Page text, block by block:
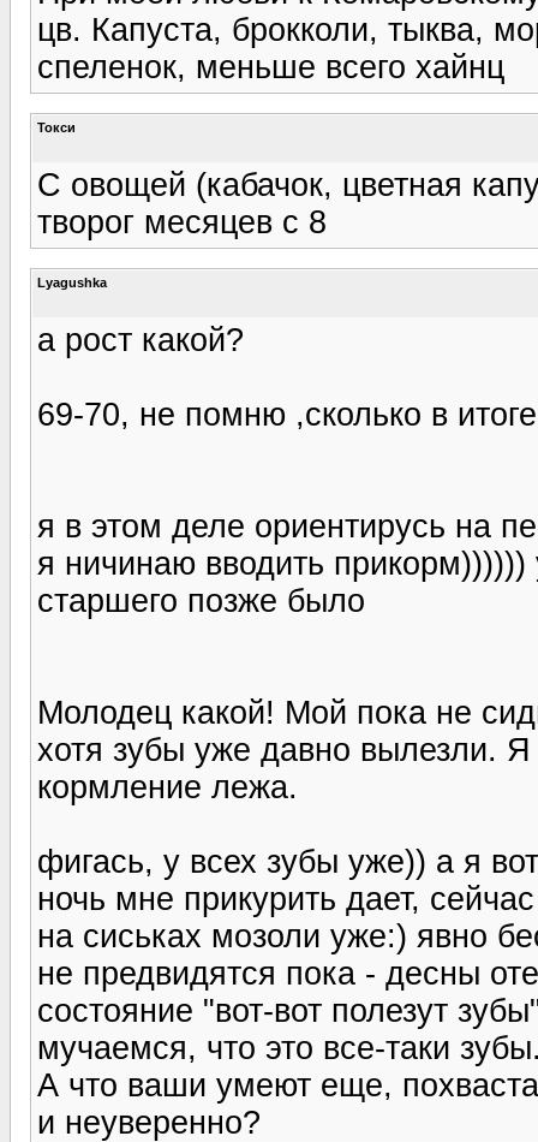
цв. Капуста, брокколи, тыква,
спеленок, меньше всего хайнц
Токси
С овощей (кабачок, цветная
творог месяцев с 8
Lyagushka
а рост какой?
69-70, не помню ,сколько в
я в этом деле ориентирусь на
я ничинаю вводить
старшего позже было
Молодец какой! Мой пока не
хотя зубы уже давно вылезли.
кормление лежа.
фигась, у всех зубы уже)) а я
ночь мне прикурить дает,
на сиськах мозоли уже:) явно
не предвидятся пока - десны
состояние "вот-вот полезут
мучаемся, что это все-таки
А что ваши умеют еще,
и неуверенно?